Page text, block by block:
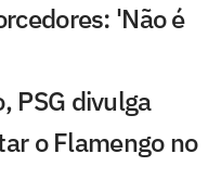
'Não é
PSG divulga
o Flamengo no